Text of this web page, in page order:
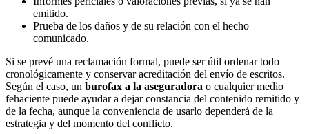
emitido.
Prueba de los daños y de su relación con el hecho
comunicado.
Si se prevé una reclamación formal, puede ser útil ordenar todo
cronológicamente y conservar acreditación del envío de escritos.
Según el caso, un burofax a la aseguradora o cualquier medio
fehaciente puede ayudar a dejar constancia del contenido remitido y
de la fecha, aunque la conveniencia de usarlo dependerá de la
estrategia y del momento del conflicto.